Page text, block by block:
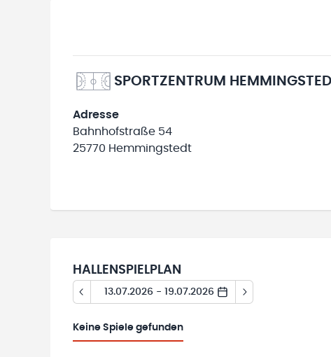
SPORTZENTRUM
Adresse
Bahnhofstraße 54
25770 Hemmingstedt
HALLENSPIELPLAN
13.07.2026 - 19.07.2026
Keine Spiele gefunden